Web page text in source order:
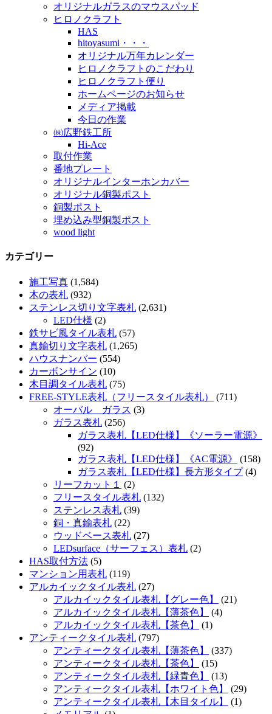
オリジナルガラスのマウスパッド
ヒロノクラフト
HAS
hitoyasumi・・・
オリジナル万年カレンダー
ヒロノクラフトのこだわり
ヒロノクラフト便り
ホームページのお知らせ
メディア掲載
今日の作業
㈱広野鉄工所
Hi-Ace
取付作業
番地プレート
オリジナルインターホンカバー
オリジナル銅製ポスト
銅製ポスト
埋め込み型銅製ポスト
wood light
カテゴリー
施工写真 (1,584)
木の表札 (932)
ステンレス切り文字表札 (2,631)
LED仕様 (2)
鉄サビ風タイル表札 (57)
真鍮切り文字表札 (1,265)
ハウスナンバー (554)
カーボンサイン (10)
木目調タイル表札 (75)
FREE-STYLE表札（フリースタイル表札）
(711)
オーバル ガラス (3)
ガラス表札 (256)
ガラス表札【LED仕様】《ソーラー電源》
(92)
ガラス表札【LED仕様】《AC電源》
(158)
ガラス表札【LED仕様】長方形タイプ(4)
リーフカット１
(2)
フリースタイル表札 (132)
ステンレス表札 (39)
銅・真鍮表札 (22)
ウッドベース表札 (27)
LEDsurface（サーフェス）表札 (2)
HAS取付方法 (5)
マンション用表札 (119)
アルカイックタイル表札 (27)
アルカイックタイル表札【グレー色】
(21)
アルカイックタイル表札【薄茶色】
(4)
アルカイックタイル表札【茶色】
(1)
アンティークタイル表札 (797)
アンティークタイル表札【薄茶色】
(337)
アンティークタイル表札【茶色】
(15)
アンティークタイル表札【緑青色】
(13)
アンティークタイル表札【ホワイト色】
(29)
アンティークタイル表札【木目タイル】
(1)